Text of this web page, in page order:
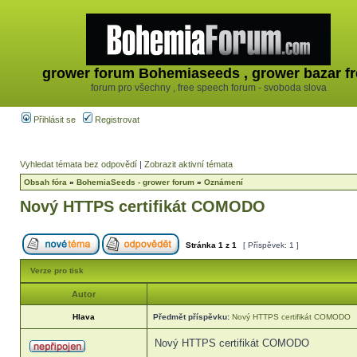
grower forum Bohemiaseeds , grower bazar
forum pro všechny , free speech forum - svoboda slova
Přihlásit se Registrovat
Vyhledat témata bez odpovědí | Zobrazit aktivní témata
Obsah fóra » BohemiaSeeds - grower forum » Oznámení
Nový HTTPS certifikát COMODO
Stránka 1 z 1 [ Příspěvek: 1 ]
Verze pro tisk
Autor
Hlava Předmět příspěvku: Nový HTTPS certifikát COMODO
Nový HTTPS certifikát COMODO